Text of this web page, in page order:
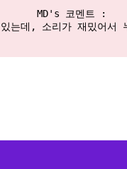
MD's 코멘트 :